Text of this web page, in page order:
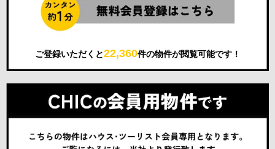
ご登録いただくと22,360件の物件が閲覧可能です！